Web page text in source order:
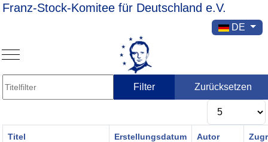
Franz-Stock-Komitee für Deutschland e.V.
Sprache
DE
Mobile Menu Toggle
Filter Zurücksetzen
Titel Erstellungsdatum Autor